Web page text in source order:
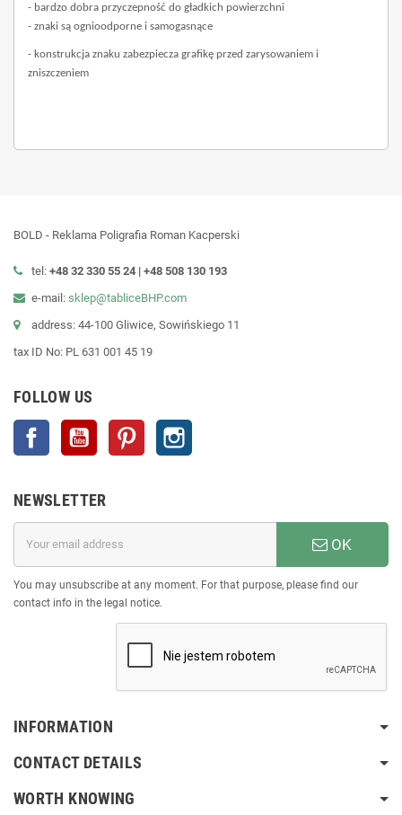
- bardzo dobra przyczepność do gładkich powierzchni
- znaki są ognioodporne i samogasnące
- konstrukcja znaku zabezpiecza grafikę przed zarysowaniem i
zniszczeniem
BOLD - Reklama Poligrafia Roman Kacperski
tel: +48 32 330 55 24 | +48 508 130 193
e-mail: sklep@tabliceBHP.com
address: 44-100 Gliwice, Sowińskiego 11
tax ID No: PL 631 001 45 19
FOLLOW US
Facebook YouTube Pinterest
NEWSLETTER
OK
You may unsubscribe at any moment. For that purpose, please find our
contact info in the legal notice.
INFORMATION
CONTACT DETAILS
WORTH KNOWING